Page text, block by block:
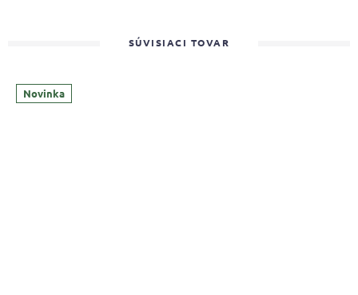
SÚVISIACI TOVAR
Novinka